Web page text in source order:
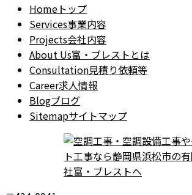
Home トップ
Services事業内容
Projects会社内容
About Us富・ブレストとは
Consultation見積り依頼等
Career求人情報
Blogブログ
Sitemapサイトマップ